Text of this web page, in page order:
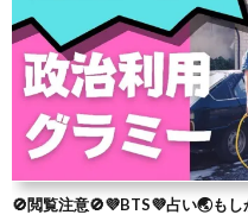
🚫閲覧注意🚫💜BTS💜占い🌏も